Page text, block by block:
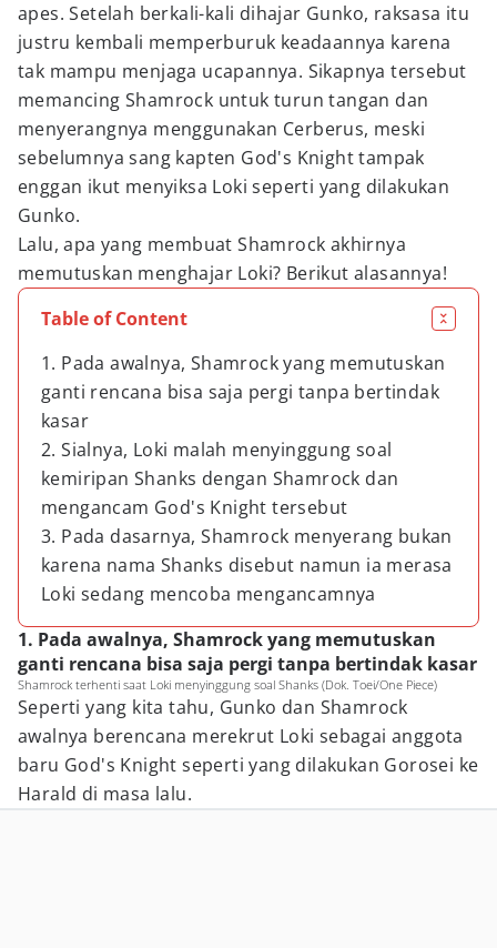
apes. Setelah berkali-kali dihajar Gunko, raksasa itu
justru kembali memperburuk keadaannya karena
tak mampu menjaga ucapannya. Sikapnya tersebut
memancing Shamrock untuk turun tangan dan
menyerangnya menggunakan Cerberus, meski
sebelumnya sang kapten God's Knight tampak
enggan ikut menyiksa Loki seperti yang dilakukan
Gunko.
Lalu, apa yang membuat Shamrock akhirnya
memutuskan menghajar Loki? Berikut alasannya!
Table of Content
1. Pada awalnya, Shamrock yang memutuskan
ganti rencana bisa saja pergi tanpa bertindak
kasar
2. Sialnya, Loki malah menyinggung soal
kemiripan Shanks dengan Shamrock dan
mengancam God's Knight tersebut
3. Pada dasarnya, Shamrock menyerang bukan
karena nama Shanks disebut namun ia merasa
Loki sedang mencoba mengancamnya
1. Pada awalnya, Shamrock yang memutuskan
ganti rencana bisa saja pergi tanpa bertindak kasar
Shamrock terhenti saat Loki menyinggung soal Shanks (Dok. Toei/One Piece)
Seperti yang kita tahu, Gunko dan Shamrock
awalnya berencana merekrut Loki sebagai anggota
baru God's Knight seperti yang dilakukan Gorosei ke
Harald di masa lalu.